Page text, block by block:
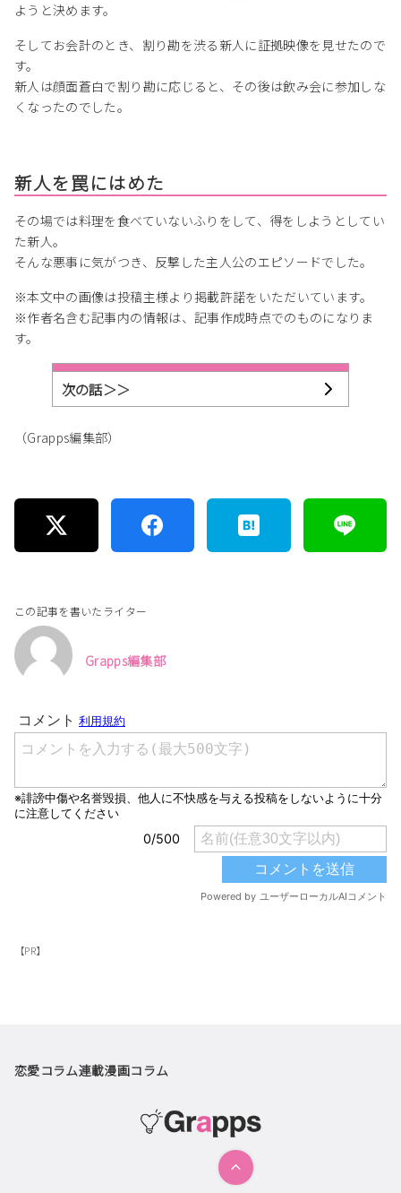
ようと決めます。
そしてお会計のとき、割り勘を渋る新人に証拠映像を見せたので
す。
新人は顔面蒼白で割り勘に応じると、その後は飲み会に参加しな
くなったのでした。
新人を罠にはめた
その場では料理を食べていないふりをして、得をしようとしてい
た新人。
そんな悪事に気がつき、反撃した主人公のエピソードでした。
※本文中の画像は投稿主様より掲載許諾をいただいています。
※作者名含む記事内の情報は、記事作成時点でのものになりま
す。
次の話＞＞
（Grapps編集部）
この記事を書いたライター
Grapps編集部
【PR】
恋愛コラム連載漫画コラム